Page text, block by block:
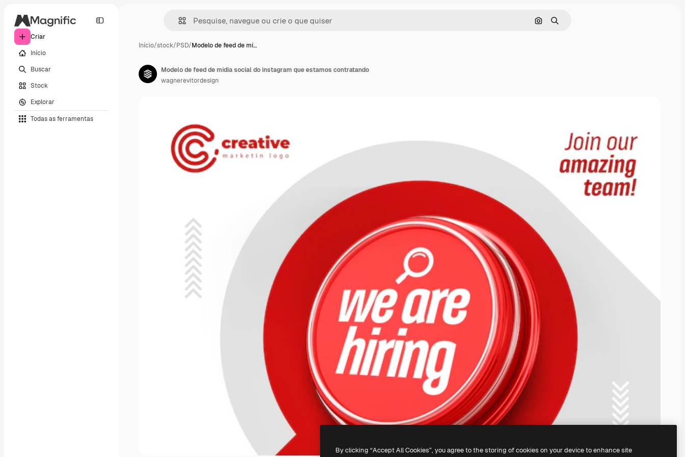
Criar
Início
Buscar
Stock
Explorar
Todas as ferramentas
Pesquisar por imagem
Buscar
Início/stock/PSD/Modelo de feed de mí…
Modelo de feed de mídia social do instagram que estamos contratando
wagnerevitordesign
By clicking “Accept All Cookies”, you agree to the storing of cookies on your device to enhance site